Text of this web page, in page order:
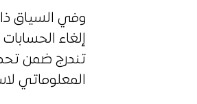
إلغاء
تندرج ضمن
المعلوماتي